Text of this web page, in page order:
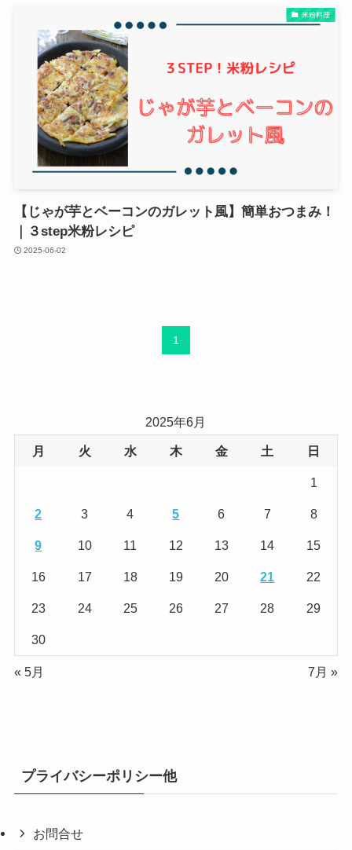
米粉料理
【じゃが芋とベーコンのガレット風】簡単おつまみ！
｜３step米粉レシピ
2025-06-02
1
2025年6月
月 火 水 木 金 土 日
1
2 3 4 5 6 7 8
9 10 11 12 13 14 15
16 17 18 19 20 21 22
23 24 25 26 27 28 29
30
« 5月 7月 »
プライバシーポリシー他
お問合せ